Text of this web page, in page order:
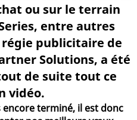
ou sur le terrain
entre autres
régie publicitaire de
Solutions, a été
de suite tout ce
vidéo.
terminé, il est donc